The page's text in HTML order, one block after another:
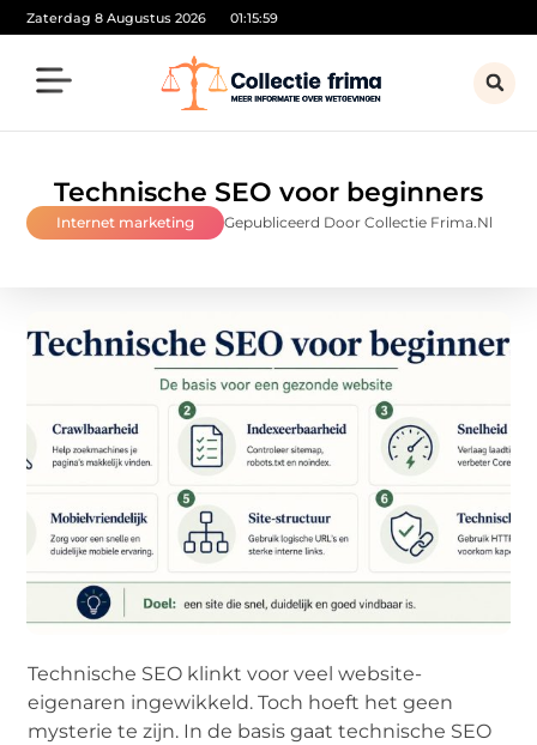
Zaterdag 8 Augustus 2026 01:16:00
Technische SEO voor beginners
Internet marketing Gepubliceerd Door Collectie Frima.nl
Technische SEO klinkt voor veel website-
eigenaren ingewikkeld. Toch hoeft het geen
mysterie te zijn. In de basis gaat technische SEO